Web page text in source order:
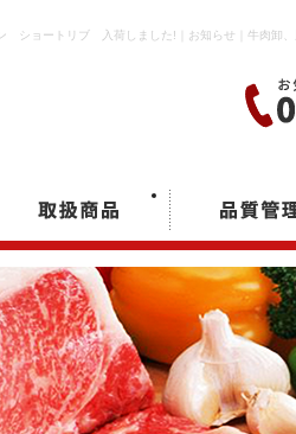
ショートリブ 入荷しました!｜お知らせ｜牛肉卸、